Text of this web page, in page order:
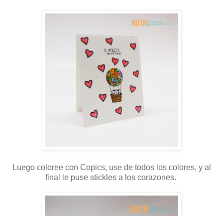
Luego coloree con Copics, use de todos los colores, y al
final le puse stickles a los corazones.